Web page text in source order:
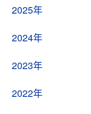
2025年
2024年
2023年
2022年